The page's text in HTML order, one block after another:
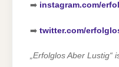
➡️ instagram.com/
➡️ twitter.com/
„Erfolglos Aber Lustig“